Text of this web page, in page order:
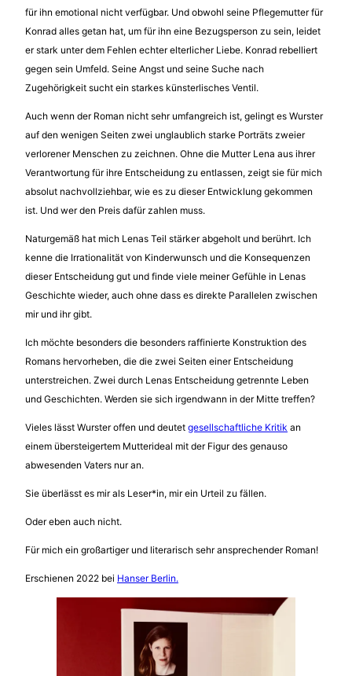
für ihn emotional nicht verfügbar. Und obwohl seine Pflegemutter für
Konrad alles getan hat, um für ihn eine Bezugsperson zu sein, leidet
er stark unter dem Fehlen echter elterlicher Liebe. Konrad rebelliert
gegen sein Umfeld. Seine Angst und seine Suche nach
Zugehörigkeit sucht ein starkes künsterlisches Ventil.
Auch wenn der Roman nicht sehr umfangreich ist, gelingt es Wurster
auf den wenigen Seiten zwei unglaublich starke Porträts zweier
verlorener Menschen zu zeichnen. Ohne die Mutter Lena aus ihrer
Verantwortung für ihre Entscheidung zu entlassen, zeigt sie für mich
absolut nachvollziehbar, wie es zu dieser Entwicklung gekommen
ist. Und wer den Preis dafür zahlen muss.
Naturgemäß hat mich Lenas Teil stärker abgeholt und berührt. Ich
kenne die Irrationalität von Kinderwunsch und die Konsequenzen
dieser Entscheidung gut und finde viele meiner Gefühle in Lenas
Geschichte wieder, auch ohne dass es direkte Parallelen zwischen
mir und ihr gibt.
Ich möchte besonders die besonders raffinierte Konstruktion des
Romans hervorheben, die die zwei Seiten einer Entscheidung
unterstreichen. Zwei durch Lenas Entscheidung getrennte Leben
und Geschichten. Werden sie sich irgendwann in der Mitte treffen?
Vieles lässt Wurster offen und deutet gesellschaftliche Kritik an
einem übersteigertem Mutterideal mit der Figur des genauso
abwesenden Vaters nur an.
Sie überlässt es mir als Leser*in, mir ein Urteil zu fällen.
Oder eben auch nicht.
Für mich ein großartiger und literarisch sehr ansprechender Roman!
Erschienen 2022 bei Hanser Berlin.